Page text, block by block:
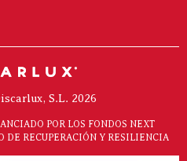
S.L. 2026
POR LOS FONDOS NEXT
DE RECUPERACIÓN Y RESILIENCIA